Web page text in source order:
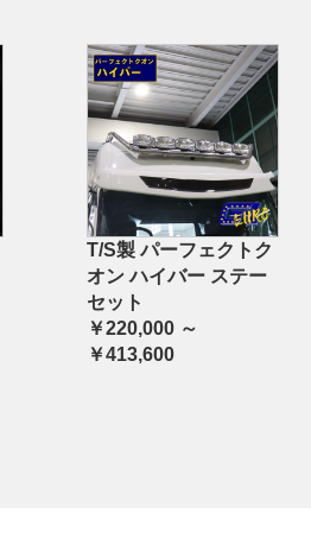
T/S製 パーフェクトク
オン ハイバー ステー
セット
￥220,000 ～
￥413,600